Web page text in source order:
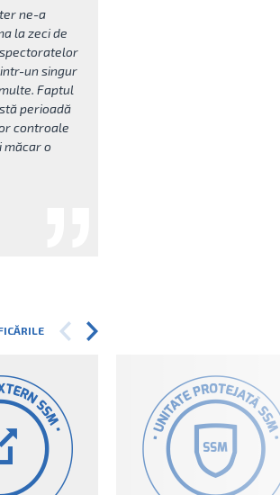
ne-a
la zeci de
un singur
Faptul
perioadă
controale
măcar o